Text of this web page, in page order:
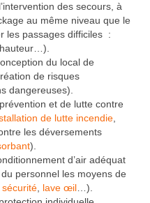
des secours, à
au même niveau que le
les passages difficiles :
du local de
de risques
dangereuses).
et de lutte contre
de lutte incendie
les déversements
).
d’air adéquat
personnel les moyens de
lave œil …).